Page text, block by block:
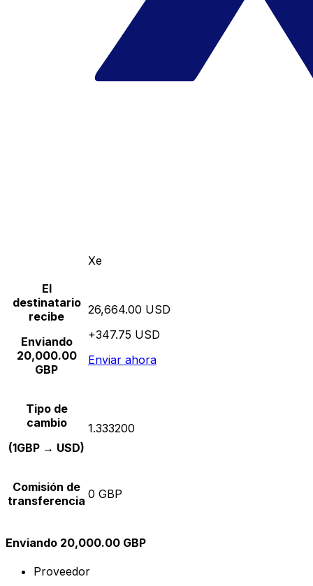
Xe
El
destinatario
recibe
Enviando
20,000.00
GBP
26,664.00 USD
+347.75 USD
Enviar ahora
Tipo de
cambio
(1GBP → USD)
1.333200
Comisión de
transferencia 0 GBP
Enviando 20,000.00 GBP
Proveedor